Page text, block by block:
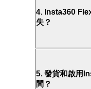
4. Insta360
失？
5. 發貨和啟用
間？